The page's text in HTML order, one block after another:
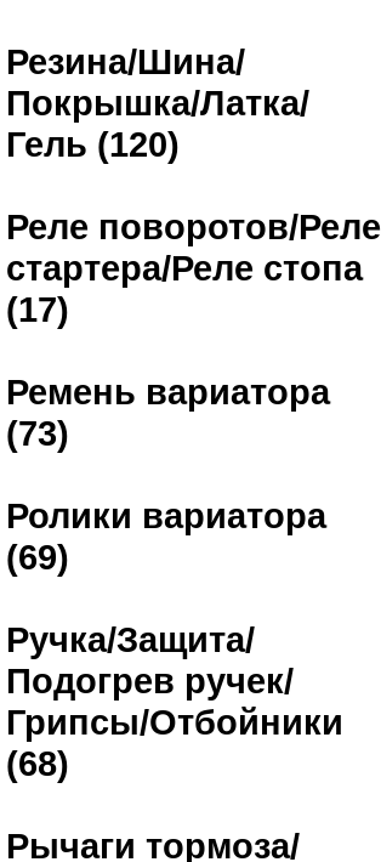
Резина/Шина/
Покрышка/Латка/
Гель (120)
Реле поворотов/Реле
стартера/Реле стопа
(17)
Ремень вариатора
(73)
Ролики вариатора
(69)
Ручка/Защита/
Подогрев ручек/
Грипсы/Отбойники
(68)
Рычаги тормоза/